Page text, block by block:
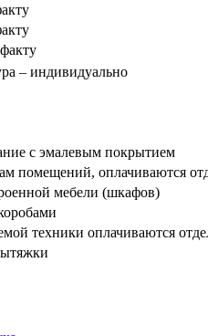
– индивидуально
с эмалевым покрытием
помещений, оплачиваются
мебели (шкафов)
техники оплачиваются